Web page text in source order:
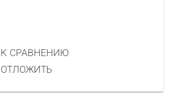
К СРАВНЕНИЮ
ОТЛОЖИТЬ